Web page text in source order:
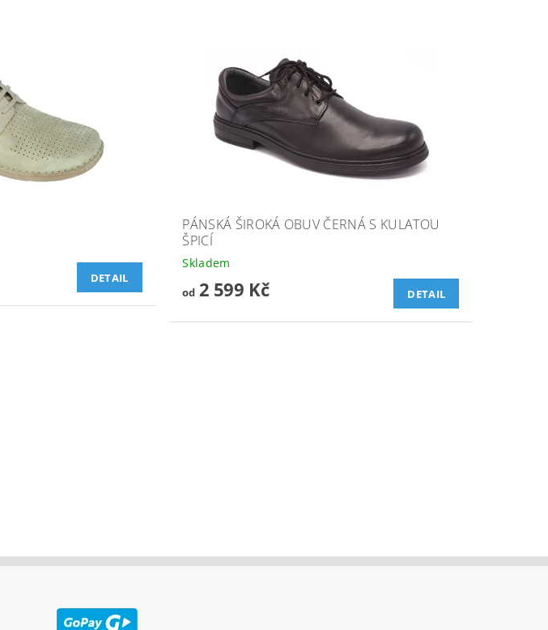
DETAIL
PÁNSKÁ ŠIROKÁ OBUV ČERNÁ S KULATOU
ŠPICÍ
Skladem
od2 599 Kč DETAIL